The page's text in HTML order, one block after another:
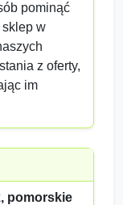
pominąć
w
z oferty,
im
pomorskie